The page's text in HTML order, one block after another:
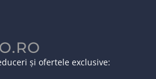
și ofertele exclusive: